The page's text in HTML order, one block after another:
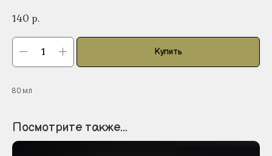
140 р.
Купить
80 мл
Посмотрите также...